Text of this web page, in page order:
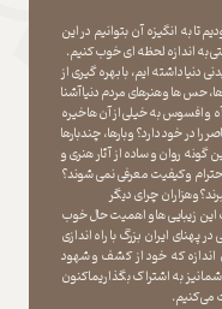
تا به انگیزه آن بتوانیم در این
به اندازه لحظه ای خوب کنیم.
دنیا داشته ایم، با بهره گیری از
، حس ها و هنرهای مردم دنیا آشنا
و افسوس به خیلی از آن ها خیره
در خود دارد؟ و بارها ، چندبارها
گونه روان و ساده از آثار هنری و
و کیفیت معرفی نمی شوند؟
هزاران چرای دیگر
زیبایی ها و اهمیت حال خوب
پهنای ایران بزرگ با راه اندازی
اندازه که خود از کشف و شهود
نیز به اشتراک بگذاریماکنون
می کنیم.